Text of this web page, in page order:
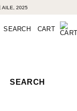
2025
SEARCH CART
SEARCH